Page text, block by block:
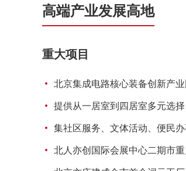
高端产业发展高地
重大项目
北京集成电路核心装备创新产
提供从一居室到四居室多元选
集社区服务、文体活动、便民
北人亦创国际会展中心二期市